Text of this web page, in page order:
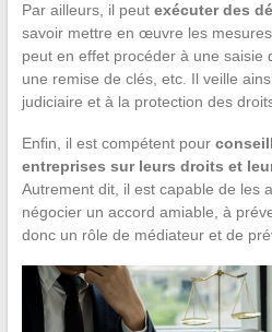
Par ailleurs, il peut exécuter des
savoir mettre en œuvre les
peut en effet procéder à une saisie
une remise de clés, etc. Il veille
judiciaire et à la protection des
Enfin, il est compétent pour
entreprises sur leurs droits et
Autrement dit, il est capable de les
négocier un accord amiable, à
donc un rôle de médiateur et de